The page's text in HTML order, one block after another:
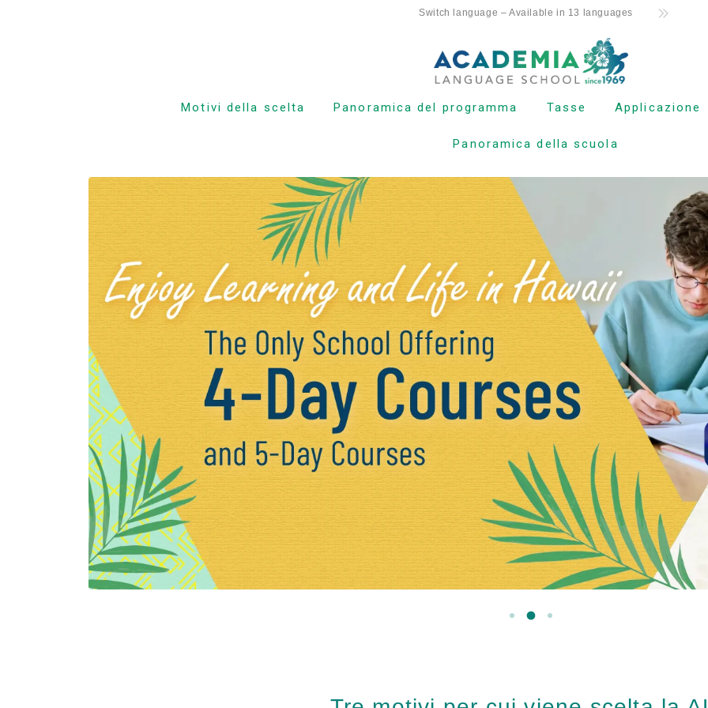
Switch language – Available in 13 languages
Motivi della scelta
L’unico corso
settimanale di 4 giorni
delle Hawaii
Supporto amichevole
genitori-figli per lo
studio all’estero
Posizione e strutture di
prim’ordine
Facoltà con esperienza
Student Life
Avanzamento
all’università
Testimonianze
Panoramica del programma
Livello intermedio
Livello avanzato
Inglese commerciale
Preparazione TOEIC e
TOEFL
Tasse
Tasse per i nuovi
studenteschi (ESTA, e-
Tassa d’iscrizione per
Kama’aina (cittadini
statunitensi o titolari
di carta verde)
Tasse per studenti in
corso e titolari di visto
per studenti (F-1)
Spese di alloggio
Lezioni pomeridiane
per studenti trasferiti e
attuali
Applicazione
Processo di
Modulo di
Processo dalla
domanda
Panoramica della scuola